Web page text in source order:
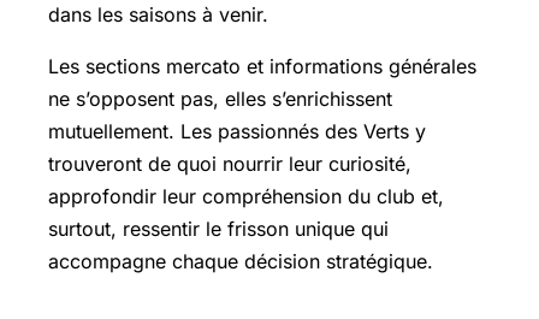
dans les saisons à venir.
Les sections mercato et informations générales
ne s’opposent pas, elles s’enrichissent
mutuellement. Les passionnés des Verts y
trouveront de quoi nourrir leur curiosité,
approfondir leur compréhension du club et,
surtout, ressentir le frisson unique qui
accompagne chaque décision stratégique.